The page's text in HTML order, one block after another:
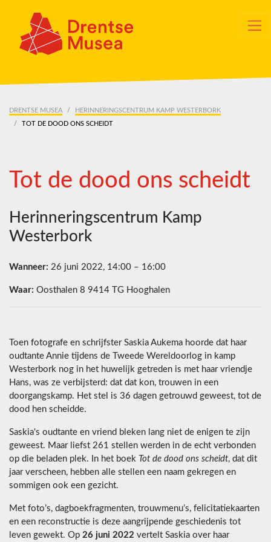
DRENTSE MUSEA
HERINNERINGSCENTRUM KAMP WESTERBORK
TOT DE DOOD ONS SCHEIDT
Tot de dood ons scheidt
Herinneringscentrum Kamp
Westerbork
Wanneer: 26 juni 2022, 14:00 – 16:00
Waar: Oosthalen 8 9414 TG Hooghalen
Toen fotografe en schrijfster Saskia Aukema hoorde dat haar
oudtante Annie tijdens de Tweede Wereldoorlog in kamp
Westerbork nog in het huwelijk getreden is met haar vriendje
Hans, was ze verbijsterd: dat dat kon, trouwen in een
doorgangskamp. Het stel is 36 dagen getrouwd geweest, tot de
dood hen scheidde.
Saskia's oudtante en vriend bleken lang niet de enigen te zijn
geweest. Maar liefst 261 stellen werden in de echt verbonden
op die beladen plek. In het boek Tot de dood ons scheidt, dat dit
jaar verscheen, hebben alle stellen een naam gekregen en
sommigen ook een gezicht.
Met foto’s, dagboekfragmenten, trouwmenu’s, felicitatiekaarten
en een reconstructie is deze aangrijpende geschiedenis tot
leven gewekt. Op 26 juni 2022 vertelt Saskia over haar